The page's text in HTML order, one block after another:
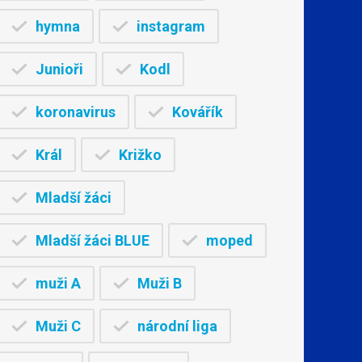
hymna instagram
Junioři Kodl
koronavirus Kovářík
Král Križko
Mladší žáci
Mladší žáci BLUE moped
muži A Muži B
Muži C národní liga